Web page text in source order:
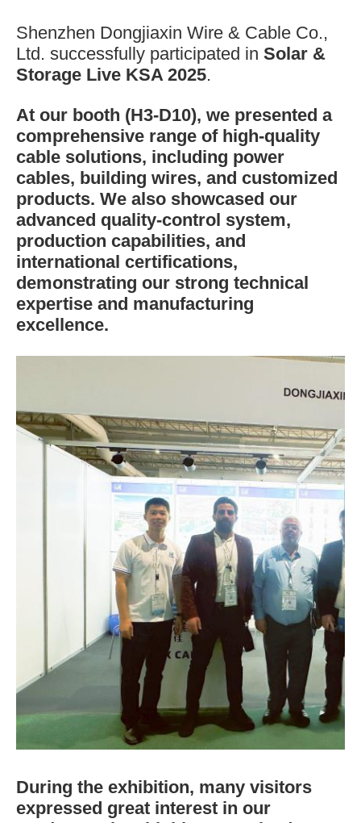
Shenzhen Dongjiaxin Wire & Cable Co.,
Ltd. successfully participated in Solar &
Storage Live KSA 2025.
At our booth (H3-D10), we presented a
comprehensive range of high-quality
cable solutions, including power
cables, building wires, and customized
products. We also showcased our
advanced quality-control system,
production capabilities, and
international certifications,
demonstrating our strong technical
expertise and manufacturing
excellence.
During the exhibition, many visitors
expressed great interest in our